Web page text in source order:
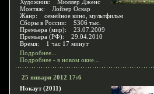
Художник: Мюллер Дженс
Монтаж: Лойзер Оскар
Жанр: семейное кино, мультфильм
Сборы в России: $306 тыс.
Премьера (мир): 23.07.2009
Премьера (РФ): 29.04.2010
Время: 1 час 17 минут
Подробнее...
Подробнее - в новом окне...
25 января 2012 17:6
Нокаут (2011)